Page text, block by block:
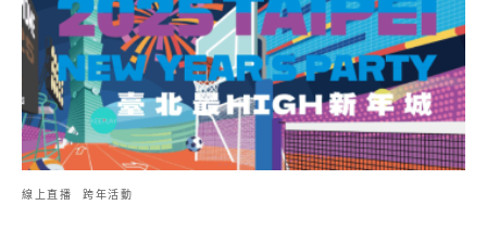
線上直播 跨年活動